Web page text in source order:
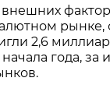
рынке,
2,6
года, за